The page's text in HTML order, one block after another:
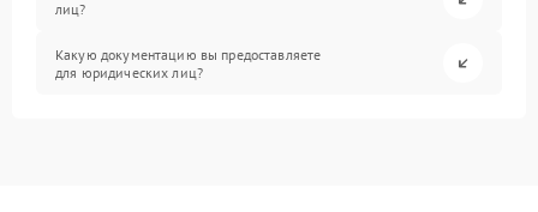
лиц?
Какую документацию вы предоставляете
для юридических лиц?